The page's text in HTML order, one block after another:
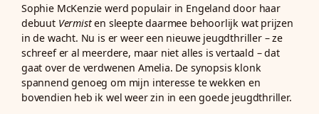
Sophie McKenzie werd populair in Engeland door haar
debuut Vermisten sleepte daarmee behoorlijk wat prijzen
in de wacht. Nu is er weer een nieuwe jeugdthriller – ze
schreef er al meerdere, maar niet alles is vertaald – dat
gaat over de verdwenen Amelia. De synopsis klonk
spannend genoeg om mijn interesse te wekken en
bovendien heb ik wel weer zin in een goede jeugdthriller.